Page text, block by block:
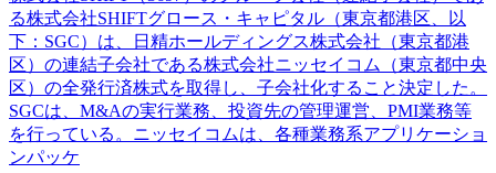
る株式会社SHIFTグロース・キャピタル（東京都港区、以
下：SGC）は、日精ホールディングス株式会社（東京都港
区）の連結子会社である株式会社ニッセイコム（東京都中央
区）の全発行済株式を取得し、子会社化すること決定した。
SGCは、M&Aの実行業務、投資先の管理運営、PMI業務等
を行っている。ニッセイコムは、各種業務系アプリケーショ
ンパッケ